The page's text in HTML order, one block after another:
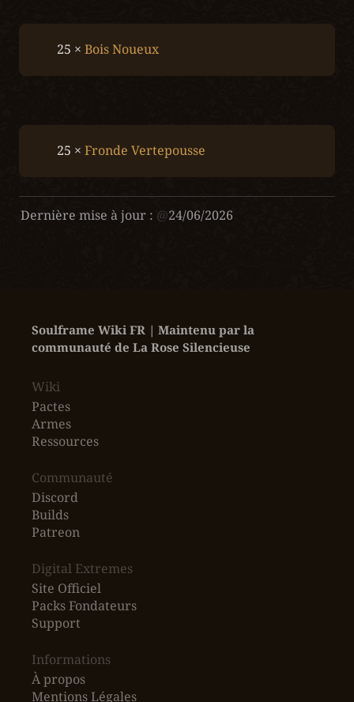
25 × Bois Noueux
25 × Fronde Vertepousse
Dernière mise à jour : @24/06/2026
Soulframe Wiki FR | Maintenu par la
communauté de La Rose Silencieuse
Wiki
Pactes
Armes
Ressources
‎Communauté
Discord
Builds
Patreon
Digital Extremes
Site Officiel
Packs Fondateurs
Support
Informations
À propos
Mentions Légales